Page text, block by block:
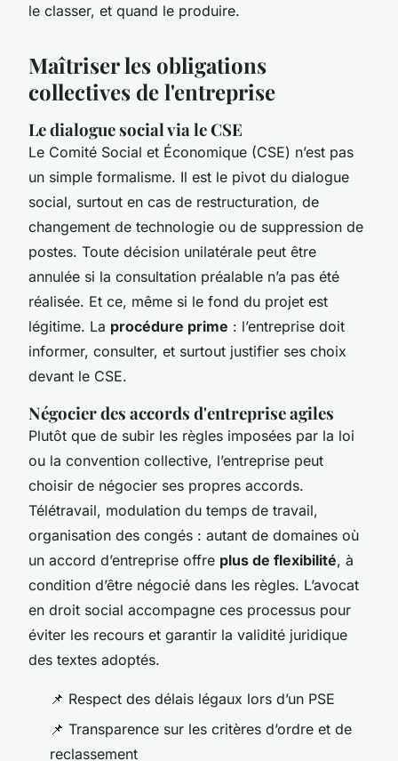
le classer, et quand le produire.
Maîtriser les obligations
collectives de l'entreprise
Le dialogue social via le CSE
Le Comité Social et Économique (CSE) n’est pas
un simple formalisme. Il est le pivot du dialogue
social, surtout en cas de restructuration, de
changement de technologie ou de suppression de
postes. Toute décision unilatérale peut être
annulée si la consultation préalable n’a pas été
réalisée. Et ce, même si le fond du projet est
légitime. La procédure prime : l’entreprise doit
informer, consulter, et surtout justifier ses choix
devant le CSE.
Négocier des accords d'entreprise agiles
Plutôt que de subir les règles imposées par la loi
ou la convention collective, l’entreprise peut
choisir de négocier ses propres accords.
Télétravail, modulation du temps de travail,
organisation des congés : autant de domaines où
un accord d’entreprise offre plus de flexibilité, à
condition d’être négocié dans les règles. L’avocat
en droit social accompagne ces processus pour
éviter les recours et garantir la validité juridique
des textes adoptés.
📌 Respect des délais légaux lors d’un PSE
📌 Transparence sur les critères d’ordre et de
reclassement